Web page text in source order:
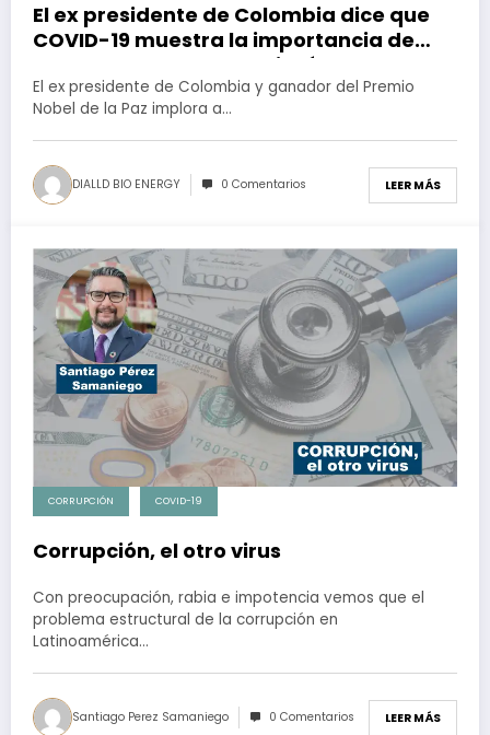
El ex presidente de Colombia dice que
COVID-19 muestra la importancia de
escuchar a los pueblos indígenas sobre
cómo tratamos al planeta
El ex presidente de Colombia y ganador del Premio
Nobel de la Paz implora a…
DIALLD BIO ENERGY 0 Comentarios LEER MÁS
CORRUPCIÓN COVID-19
Corrupción, el otro virus
Con preocupación, rabia e impotencia vemos que el
problema estructural de la corrupción en
Latinoamérica…
Santiago Perez Samaniego 0 Comentarios LEER MÁS